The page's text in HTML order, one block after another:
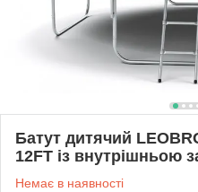
Батут дитячий
12FT із внутрішньою
Немає в наявності